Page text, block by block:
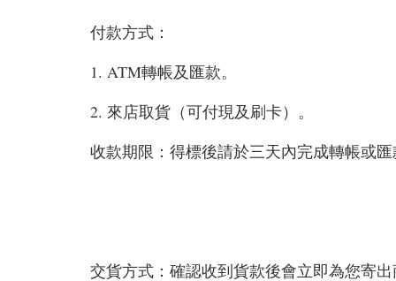
付款方式：
1. ATM轉帳及匯款。
2. 來店取貨（可付現及刷卡）。
收款期限：得標後請於三天內完成轉帳或匯
交貨方式：確認收到貨款後會立即為您寄出